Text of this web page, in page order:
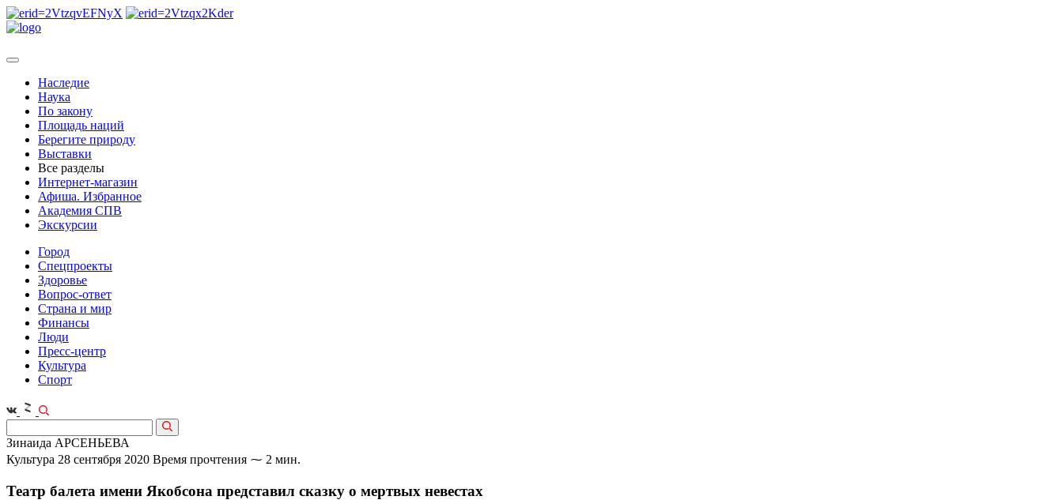
Наследие
Наука
По закону
Площадь наций
Берегите природу
Выставки
Все разделы
Интернет-магазин
Афиша. Избранное
Академия СПВ
Экскурсии
Город
Спецпроекты
Здоровье
Вопрос-ответ
Страна и мир
Финансы
Люди
Пресс-центр
Культура
Спорт
Зинаида АРСЕНЬЕВА
Культура 28 сентября 2020 Время прочтения ⁓ 2 мин.
Театр балета имени Якобсона представил сказку о мертвых невестах